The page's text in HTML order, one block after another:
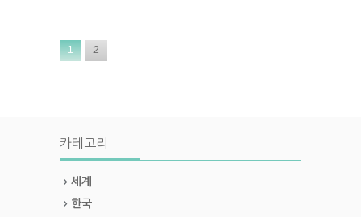
1 2
카테고리
세계
한국